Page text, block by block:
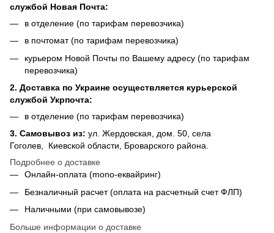
службой Новая Почта:
в отделение (по тарифам перевозчика)
в почтомат (по тарифам перевозчика)
курьером Новой Почты по Вашему адресу (по тарифам
перевозчика)
2. Доставка по Украине осуществляется курьерской
службой Укрпочта:
в отделение (по тарифам перевозчика)
3. Самовывоз из: ул. Жердовская, дом. 50, села
Гоголев, Киевской области, Броварского района.
Подробнее о доставке
Онлайн-оплата (mono-еквайринг)
Безналичный расчет (оплата на расчетный счет ФЛП)
Наличными (при самовывозе)
Больше информации о доставке